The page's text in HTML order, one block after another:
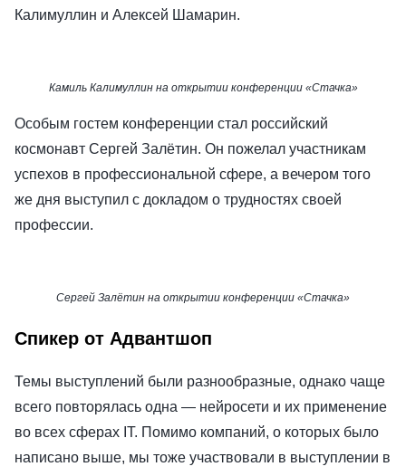
Калимуллин и Алексей Шамарин.
Камиль Калимуллин на открытии конференции «Стачка»
Особым гостем конференции стал российский
космонавт Сергей Залётин. Он пожелал участникам
успехов в профессиональной сфере, а вечером того
же дня выступил с докладом о трудностях своей
профессии.
Сергей Залётин на открытии конференции «Стачка»
Спикер от Адвантшоп
Темы выступлений были разнообразные, однако чаще
всего повторялась одна — нейросети и их применение
во всех сферах IT. Помимо компаний, о которых было
написано выше, мы тоже участвовали в выступлении в